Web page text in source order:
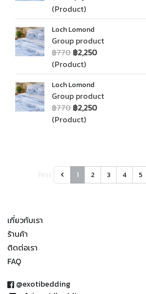
(Product)
Loch Lomond
Group product
฿770 ฿2,250
(Product)
Loch Lomond
Group product
฿770 ฿2,250
(Product)
1 2 3 4 5
เกี่ยวกับเรา
ร้านค้า
ติดต่อเรา
FAQ
@exotibedding